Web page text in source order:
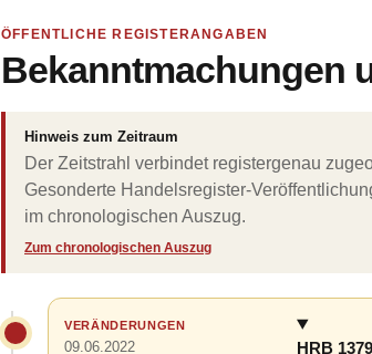
ÖFFENTLICHE REGISTERANGABEN
Bekanntmachungen
Hinweis zum Zeitraum
Der Zeitstrahl verbindet registergenau
Gesonderte Handelsregister-
im chronologischen Auszug.
Zum chronologischen Auszug
VERÄNDERUNGEN
09.06.2022 HRB